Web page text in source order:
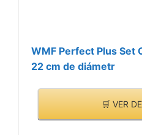
toda la familia.
WMF Perfect Plus Set
22 cm de diámetr
🛒 VER